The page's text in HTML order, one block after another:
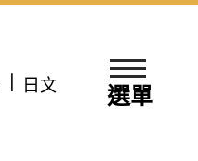
日文 選單